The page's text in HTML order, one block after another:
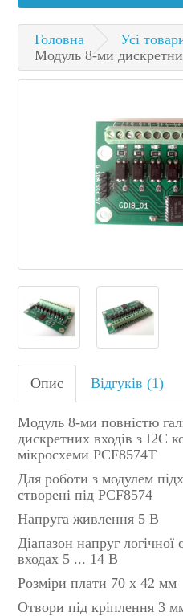
Головна
Усі
Модуль 8-ми
Опис Відгуків (1)
Модуль 8-ми повністю
дискретних входів з I2C
мікросхеми PCF8574T
Для роботи з модулем
створені під PCF8574
Напруга живлення 5 В
Діапазон напруг
входах 5 ... 14 В
Розміри плати 70 х 42 мм
Отвори під кріплення 3